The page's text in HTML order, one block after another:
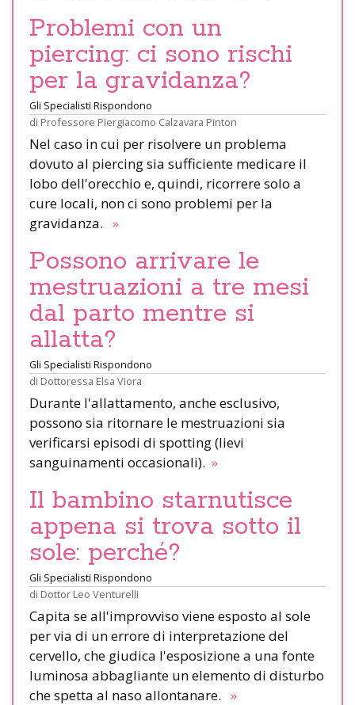
Problemi con un
piercing: ci sono rischi
per la gravidanza?
Gli Specialisti Rispondono
di Professore Piergiacomo Calzavara Pinton
Nel caso in cui per risolvere un problema
dovuto al piercing sia sufficiente medicare il
lobo dell'orecchio e, quindi, ricorrere solo a
cure locali, non ci sono problemi per la
gravidanza. »
Possono arrivare le
mestruazioni a tre mesi
dal parto mentre si
allatta?
Gli Specialisti Rispondono
di Dottoressa Elsa Viora
Durante l'allattamento, anche esclusivo,
possono sia ritornare le mestruazioni sia
verificarsi episodi di spotting (lievi
sanguinamenti occasionali). »
Il bambino starnutisce
appena si trova sotto il
sole: perché?
Gli Specialisti Rispondono
di Dottor Leo Venturelli
Capita se all'improvviso viene esposto al sole
per via di un errore di interpretazione del
cervello, che giudica l'esposizione a una fonte
luminosa abbagliante un elemento di disturbo
che spetta al naso allontanare. »